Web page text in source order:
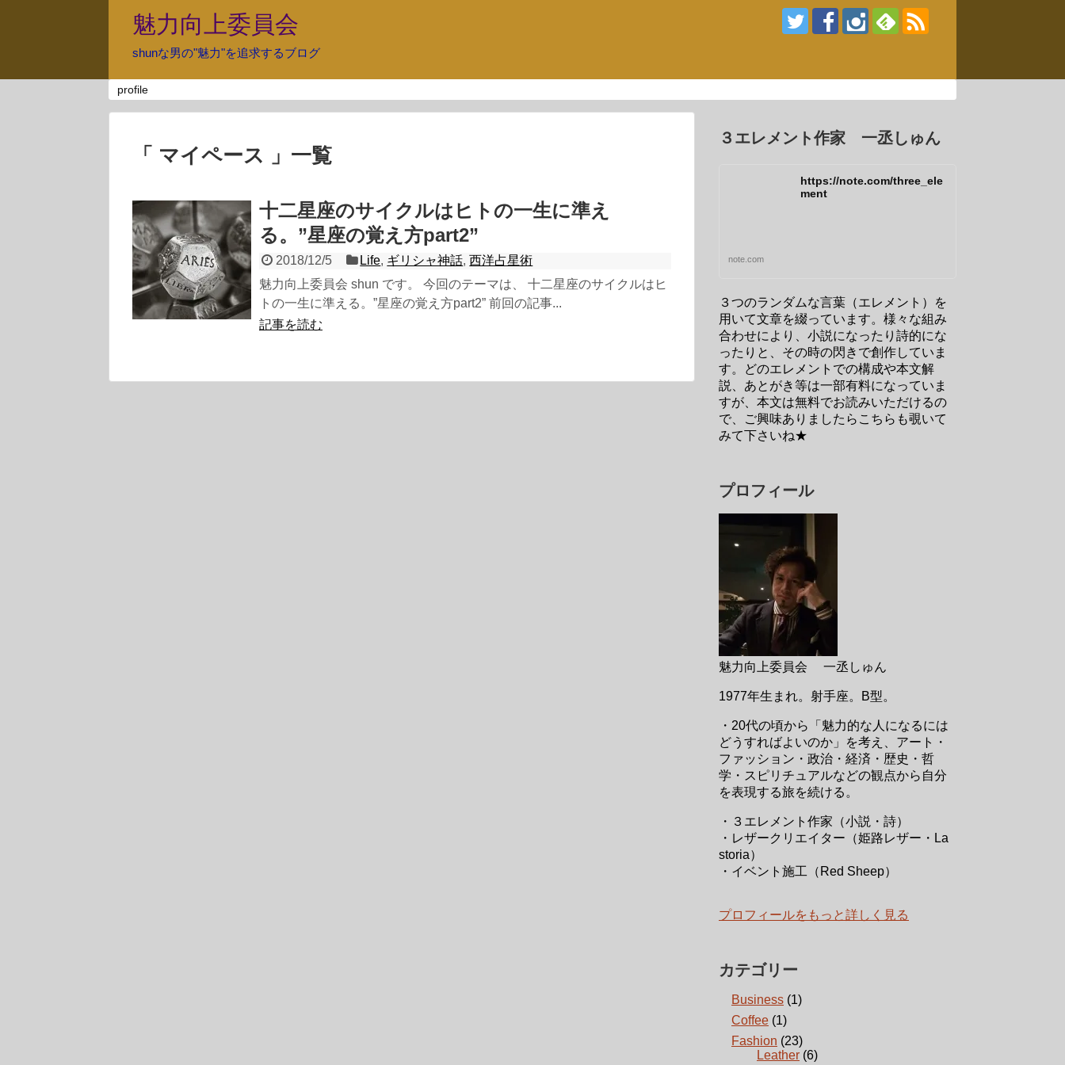
魅力向上委員会
shunな男の"魅力"を追求するブログ
profile
「 マイペース 」一覧
十二星座のサイクルはヒトの一生に準え
る。”星座の覚え方part2”
2018/12/5 Life, ギリシャ神話,西洋占星術
魅力向上委員会 shun です。 今回のテーマは、 十二星座のサイクルはヒ
トの一生に準える。”星座の覚え方part2” 前回の記事...
記事を読む
３エレメント作家 一丞しゅん
https://note.com/three_ele
ment
note.com
３つのランダムな言葉（エレメント）を
用いて文章を綴っています。様々な組み
合わせにより、小説になったり詩的にな
ったりと、その時の閃きで創作していま
す。どのエレメントでの構成や本文解
説、あとがき等は一部有料になっていま
すが、本文は無料でお読みいただけるの
で、ご興味ありましたらこちらも覗いて
みて下さいね★
プロフィール
魅力向上委員会 一丞しゅん
1977年生まれ。射手座。B型。
・20代の頃から「魅力的な人になるには
どうすればよいのか」を考え、アート・
ファッション・政治・経済・歴史・哲
学・スピリチュアルなどの観点から自分
を表現する旅を続ける。
・３エレメント作家（小説・詩）
・レザークリエイター（姫路レザー・La
storia）
・イベント施工（Red Sheep）
プロフィールをもっと詳しく見る
カテゴリー
Business (1)
Coffee (1)
Fashion (23)
Leather (6)